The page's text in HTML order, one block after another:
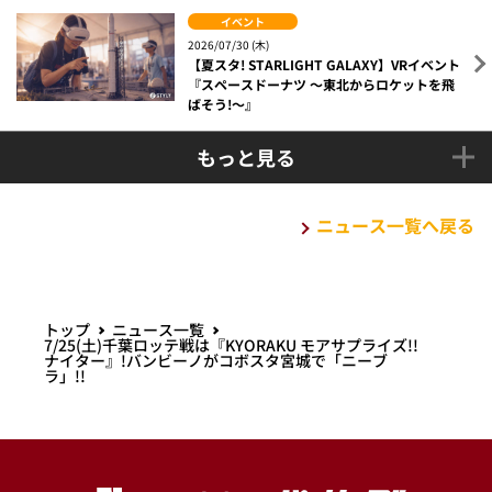
イベント
2026/07/30 (木)
【夏スタ! STARLIGHT GALAXY】VRイベント
『スペースドーナツ ～東北からロケットを飛
ばそう!～』
もっと見る
ニュース一覧へ戻る
トップ ニュース一覧
7/25(土)千葉ロッテ戦は『KYORAKU モアサプライズ!!
ナイター』!バンビーノがコボスタ宮城で「ニーブ
ラ」!!